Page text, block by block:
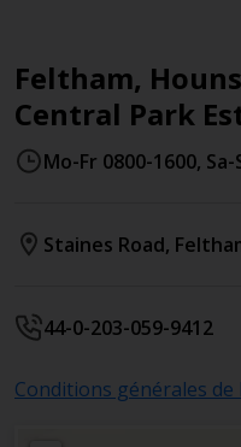
Feltham,
Central Park
Mo-Fr 0800-1600,
Staines Road,
44-0-203-059-9412
Conditions générales de